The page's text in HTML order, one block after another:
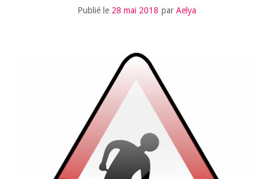
Publié le 28 mai 2018 par Aelya